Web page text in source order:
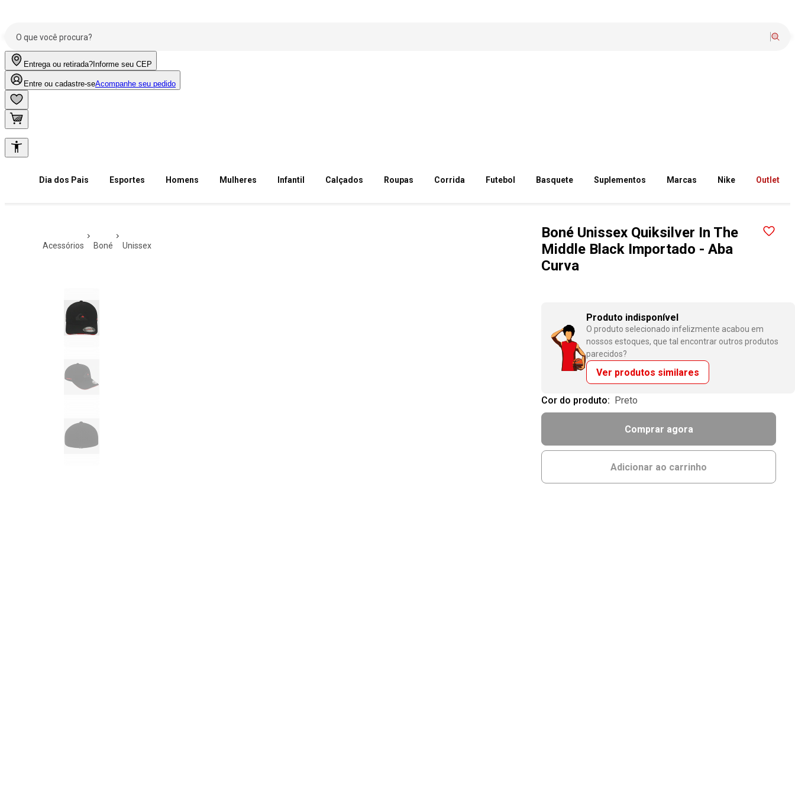
Entrega ou retirada? Informe seu CEP
Entre ou cadastre-seAcompanhe seu pedido
Dia dos Pais Esportes Homens Mulheres Infantil Calçados Roupas Corrida Futebol Basquete Suplementos Marcas Nike Outlet
acessórios boné unissex
Boné Unissex Quiksilver In The
Middle Black Importado - Aba
Curva
Produto indisponível
O produto selecionado infelizmente acabou em
nossos estoques, que tal encontrar outros produtos
parecidos?
Ver produtos similares
Cor do produto: preto
Comprar agora
Adicionar ao carrinho